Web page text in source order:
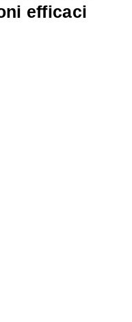
efficaci